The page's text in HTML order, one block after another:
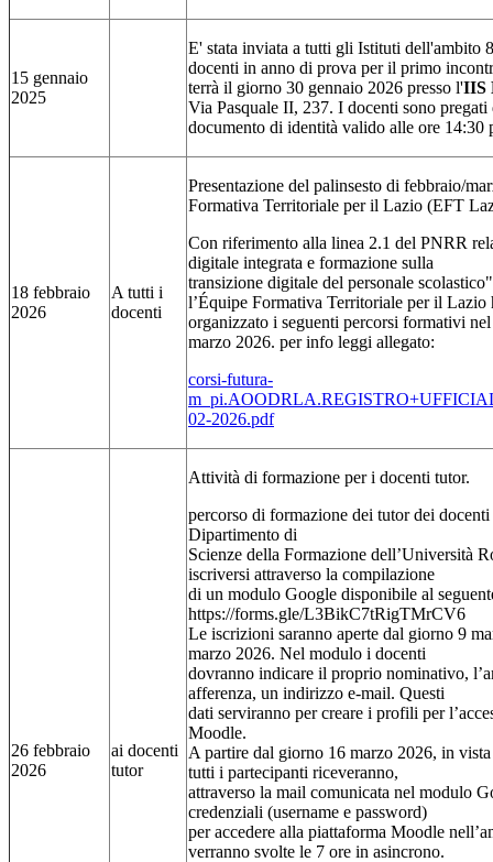
15 gennaio
2025
E' stata inviata a tutti gli Istituti dell'ambito
docenti in anno di prova per il primo
terrà il giorno 30 gennaio 2026 presso l'IIS
Via Pasquale II, 237. I docenti sono pregati
documento di identità valido alle ore 14:30
18 febbraio
2026
A tutti i
docenti
Presentazione del palinsesto di febbraio/
Formativa Territoriale per il Lazio (EFT
Con riferimento alla linea 2.1 del PNRR
digitale integrata e formazione sulla
transizione digitale del personale
l’Équipe Formativa Territoriale per il Lazio
organizzato i seguenti percorsi formativi
marzo 2026. per info leggi allegato:
corsi-futura-
02-2026.pdf
26 febbraio
2026
ai docenti
tutor
Attività di formazione per i docenti tutor.
percorso di formazione dei tutor dei docenti
Dipartimento di
Scienze della Formazione dell’Università
iscriversi attraverso la compilazione
di un modulo Google disponibile al
https://forms.gle/L3BikC7tRigTMrCV6
Le iscrizioni saranno aperte dal giorno 9
marzo 2026. Nel modulo i docenti
dovranno indicare il proprio nominativo,
afferenza, un indirizzo e-mail. Questi
dati serviranno per creare i profili per
Moodle.
A partire dal giorno 16 marzo 2026, in
tutti i partecipanti riceveranno,
attraverso la mail comunicata nel modulo
credenziali (username e password)
per accedere alla piattaforma Moodle
verranno svolte le 7 ore in asincrono.